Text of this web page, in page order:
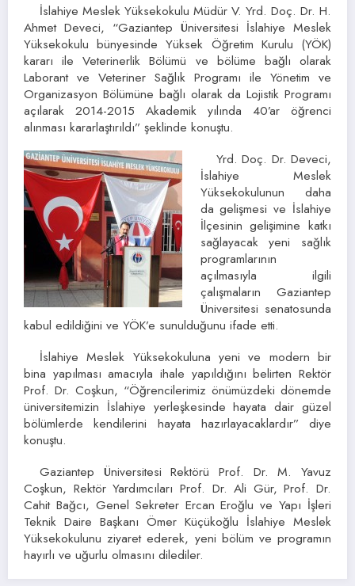
İslahiye Meslek Yüksekokulu Müdür V. Yrd. Doç. Dr. H.
Ahmet Deveci, “Gaziantep Üniversitesi İslahiye Meslek
Yüksekokulu bünyesinde Yüksek Öğretim Kurulu (YÖK)
kararı ile Veterinerlik Bölümü ve bölüme bağlı olarak
Laborant ve Veteriner Sağlık Programı ile Yönetim ve
Organizasyon Bölümüne bağlı olarak da Lojistik Programı
açılarak 2014-2015 Akademik yılında 40’ar öğrenci
alınması kararlaştırıldı” şeklinde konuştu.
Yrd. Doç. Dr. Deveci,
İslahiye Meslek
Yüksekokulunun daha
da gelişmesi ve İslahiye
İlçesinin gelişimine katkı
sağlayacak yeni sağlık
programlarının
açılmasıyla ilgili
çalışmaların Gaziantep
Üniversitesi senatosunda
kabul edildiğini ve YÖK’e sunulduğunu ifade etti.
İslahiye Meslek Yüksekokuluna yeni ve modern bir
bina yapılması amacıyla ihale yapıldığını belirten Rektör
Prof. Dr. Coşkun, “Öğrencilerimiz önümüzdeki dönemde
üniversitemizin İslahiye yerleşkesinde hayata dair güzel
bölümlerde kendilerini hayata hazırlayacaklardır” diye
konuştu.
Gaziantep Üniversitesi Rektörü Prof. Dr. M. Yavuz
Coşkun, Rektör Yardımcıları Prof. Dr. Ali Gür, Prof. Dr.
Cahit Bağcı, Genel Sekreter Ercan Eroğlu ve Yapı İşleri
Teknik Daire Başkanı Ömer Küçükoğlu İslahiye Meslek
Yüksekokulunu ziyaret ederek, yeni bölüm ve programın
hayırlı ve uğurlu olmasını dilediler.